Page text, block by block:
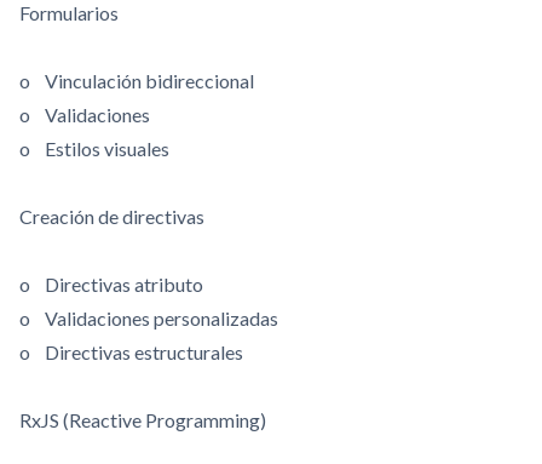
Formularios
o Vinculación bidireccional
o Validaciones
o Estilos visuales
Creación de directivas
o Directivas atributo
o Validaciones personalizadas
o Directivas estructurales
RxJS (Reactive Programming)